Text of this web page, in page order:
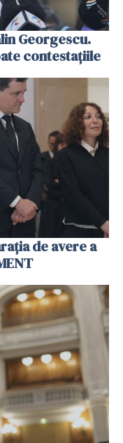
Georgescu.
contestațiile
de avere a